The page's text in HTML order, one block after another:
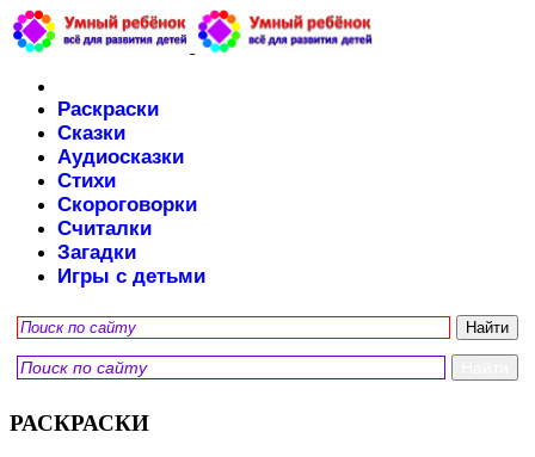
Раскраски
Сказки
Аудиосказки
Стихи
Скороговорки
Считалки
Загадки
Игры с детьми
РАСКРАСКИ